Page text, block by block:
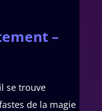
–
se trouve
de la magie